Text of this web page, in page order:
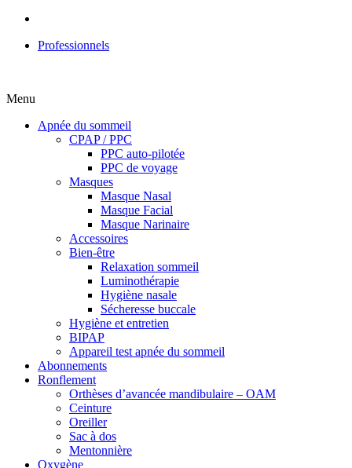
Professionnels
Menu
Apnée du sommeil
CPAP / PPC
PPC auto-pilotée
PPC de voyage
Masques
Masque Nasal
Masque Facial
Masque Narinaire
Accessoires
Bien-être
Relaxation sommeil
Luminothérapie
Hygiène nasale
Sécheresse buccale
Hygiène et entretien
BIPAP
Appareil test apnée du sommeil
Abonnements
Ronflement
Orthèses d’avancée mandibulaire – OAM
Ceinture
Oreiller
Sac à dos
Mentonnière
Oxygène